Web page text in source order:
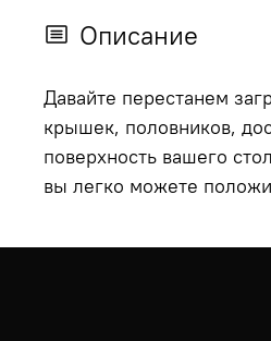
Описание
Давайте перестанем
крышек, половников,
поверхность вашего
вы легко можете